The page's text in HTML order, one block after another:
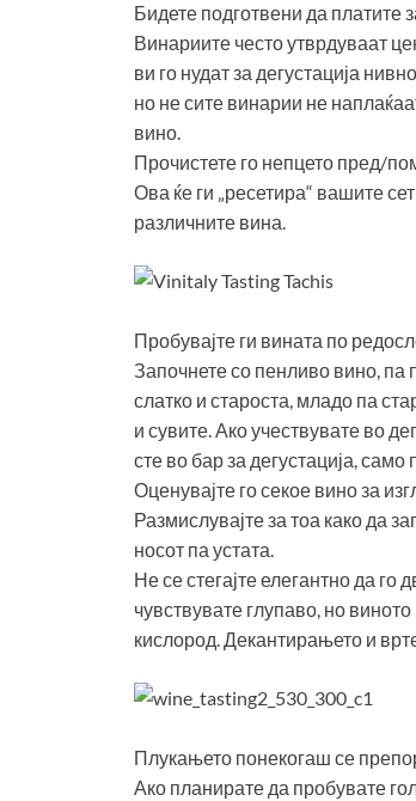
Бидете подготвени да платите
Винариите често утврдуваат
ви го нудат за дегустација
но не сите винарии не
вино.
Прочистете го непцето пред/
Ова ќе ги „ресетира“ вашите
различните вина.
Пробувајте ги вината по
Започнете со пенливо вино, па
слатко и староста, младо па
и сувите. Ако учествувате во
сте во бар за дегустација,
Оценувајте го секое вино за
Размислувајте за тоа како да
носот па устата.
Не се стегајте елегантно да
чувствувате глупаво, но
кислород. Декантирањето и
Плукањето понекогаш се
Ако планирате да пробувате